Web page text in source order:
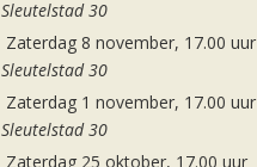
Sleutelstad 30
Zaterdag 8 november, 17.00 uur
Sleutelstad 30
Zaterdag 1 november, 17.00 uur
Sleutelstad 30
Zaterdag 25 oktober, 17.00 uur